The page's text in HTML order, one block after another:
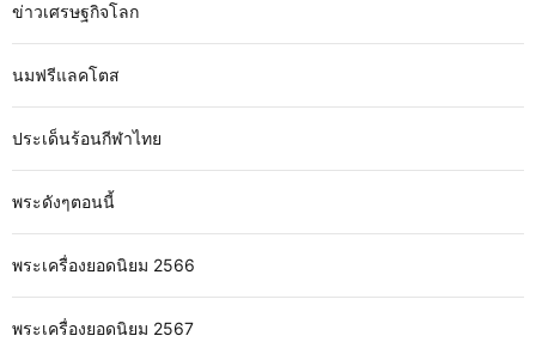
ข่าวเศรษฐกิจโลก
นมฟรีแลคโตส
ประเด็นร้อนกีฬาไทย
พระดังๆตอนนี้
พระเครื่องยอดนิยม 2566
พระเครื่องยอดนิยม 2567